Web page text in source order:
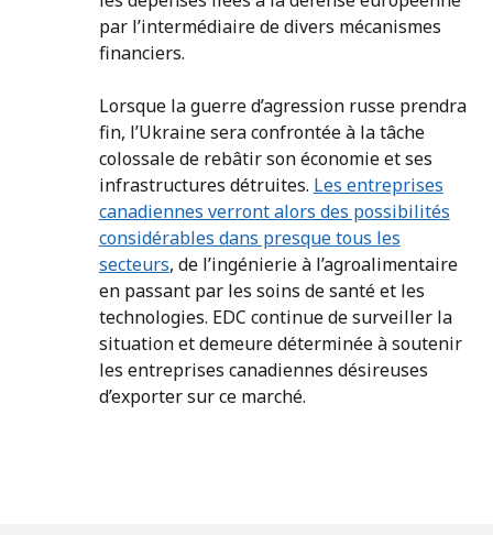
par l’intermédiaire de divers mécanismes
financiers.
Lorsque la guerre d’agression russe prendra
fin, l’Ukraine sera confrontée à la tâche
colossale de rebâtir son économie et ses
infrastructures détruites. Les entreprises
canadiennes verront alors des possibilités
considérables dans presque tous les
secteurs, de l’ingénierie à l’agroalimentaire
en passant par les soins de santé et les
technologies. EDC continue de surveiller la
situation et demeure déterminée à soutenir
les entreprises canadiennes désireuses
d’exporter sur ce marché.